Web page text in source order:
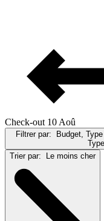
Check-out 10 Aoû
Filtrer par:
Budget,
Trier par:
Le moins cher